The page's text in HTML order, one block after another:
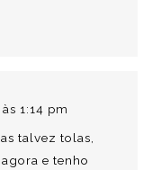
1:14 pm
talvez tolas,
e tenho